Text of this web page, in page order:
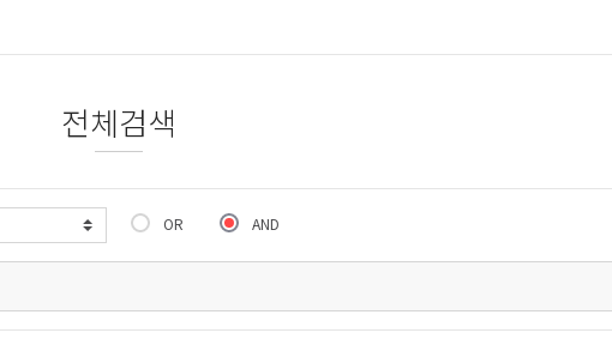
전체검색
OR AND